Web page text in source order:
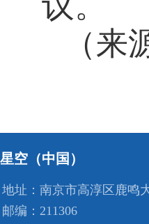
（
星空（中国）
地址：南京市高淳区鹿鸣
邮编：211306